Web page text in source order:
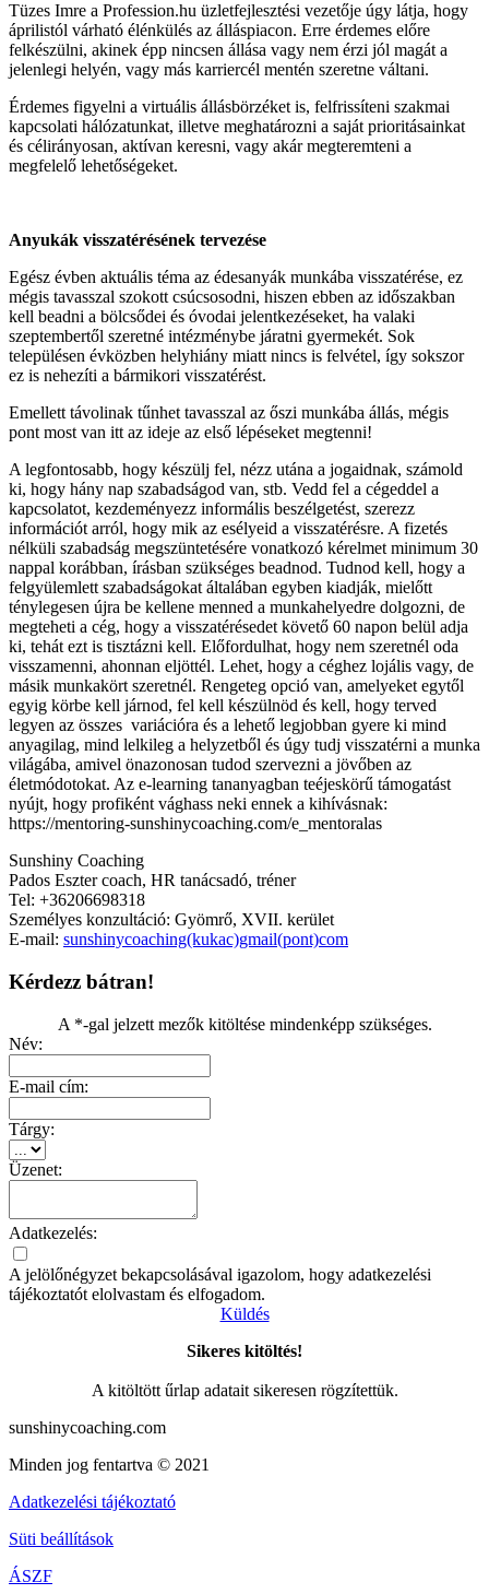
Tüzes Imre a Profession.hu üzletfejlesztési vezetője úgy látja, hogy
áprilistól várható élénkülés az álláspiacon. Erre érdemes előre
felkészülni, akinek épp nincsen állása vagy nem érzi jól magát a
jelenlegi helyén, vagy más karriercél mentén szeretne váltani.
Érdemes figyelni a virtuális állásbörzéket is, felfrissíteni szakmai
kapcsolati hálózatunkat, illetve meghatározni a saját prioritásainkat
és célirányosan, aktívan keresni, vagy akár megteremteni a
megfelelő lehetőségeket.
Anyukák visszatérésének tervezése
Egész évben aktuális téma az édesanyák munkába visszatérése, ez
mégis tavasszal szokott csúcsosodni, hiszen ebben az időszakban
kell beadni a bölcsődei és óvodai jelentkezéseket, ha valaki
szeptembertől szeretné intézménybe járatni gyermekét. Sok
településen évközben helyhiány miatt nincs is felvétel, így sokszor
ez is nehezíti a bármikori visszatérést.
Emellett távolinak tűnhet tavasszal az őszi munkába állás, mégis
pont most van itt az ideje az első lépéseket megtenni!
A legfontosabb, hogy készülj fel, nézz utána a jogaidnak, számold
ki, hogy hány nap szabadságod van, stb. Vedd fel a cégeddel a
kapcsolatot, kezdeményezz informális beszélgetést, szerezz
információt arról, hogy mik az esélyeid a visszatérésre. A fizetés
nélküli szabadság megszüntetésére vonatkozó kérelmet minimum 30
nappal korábban, írásban szükséges beadnod. Tudnod kell, hogy a
felgyülemlett szabadságokat általában egyben kiadják, mielőtt
ténylegesen újra be kellene menned a munkahelyedre dolgozni, de
megteheti a cég, hogy a visszatérésedet követő 60 napon belül adja
ki, tehát ezt is tisztázni kell. Előfordulhat, hogy nem szeretnél oda
visszamenni, ahonnan eljöttél. Lehet, hogy a céghez lojális vagy, de
másik munkakört szeretnél. Rengeteg opció van, amelyeket egytől
egyig körbe kell járnod, fel kell készülnöd és kell, hogy terved
legyen az összes variációra és a lehető legjobban gyere ki mind
anyagilag, mind lelkileg a helyzetből és úgy tudj visszatérni a munka
világába, amivel önazonosan tudod szervezni a jövőben az
életmódotokat. Az e-learning tananyagban teéjeskörű támogatást
nyújt, hogy profiként vághass neki ennek a kihívásnak:
https://mentoring-sunshinycoaching.com/e_mentoralas
Sunshiny Coaching
Pados Eszter coach, HR tanácsadó, tréner
Tel: +36206698318
Személyes konzultáció: Gyömrő, XVII. kerület
E-mail: sunshinycoaching(kukac)gmail(pont)com
Kérdezz bátran!
A *-gal jelzett mezők kitöltése mindenképp szükséges.
Név:
E-mail cím:
Tárgy:
Üzenet:
Adatkezelés:
A jelölőnégyzet bekapcsolásával igazolom, hogy adatkezelési
tájékoztatót elolvastam és elfogadom.
Küldés
Sikeres kitöltés!
A kitöltött űrlap adatait sikeresen rögzítettük.
sunshinycoaching.com
Minden jog fentartva © 2021
Adatkezelési tájékoztató
Süti beállítások
ÁSZF